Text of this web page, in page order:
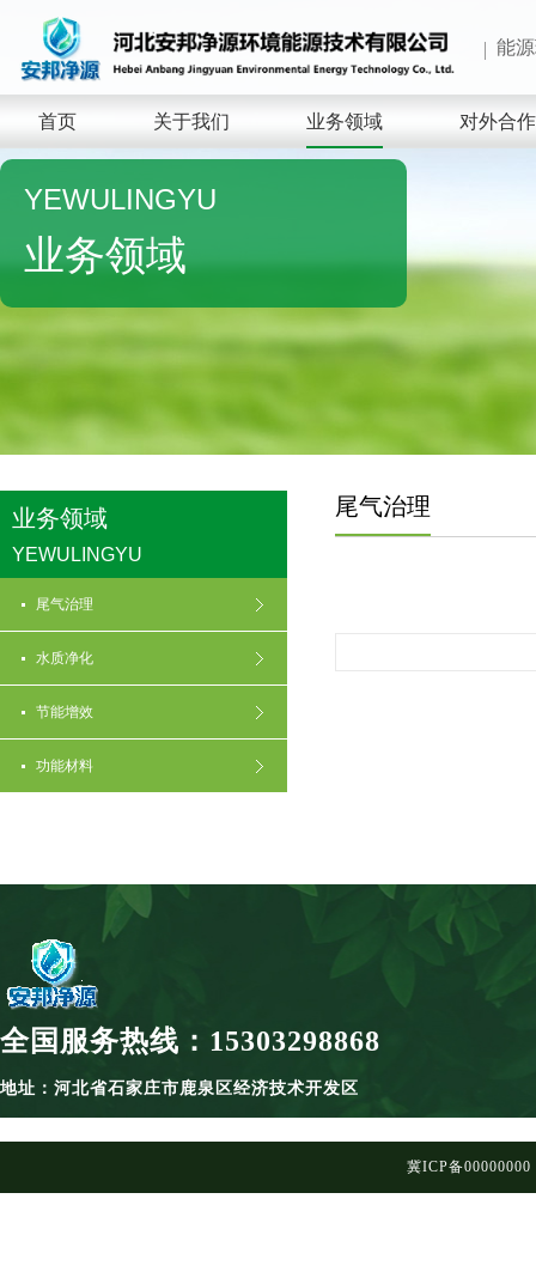
能
首页 关于我们 业务领域 对外合作
YEWULINGYU
业务领域
业务领域
YEWULINGYU
尾气治理
水质净化
节能增效
功能材料
尾气治理
全国服务热线：15303298868
地址：河北省石家庄市鹿泉区经济技术开发区
冀ICP备00000000